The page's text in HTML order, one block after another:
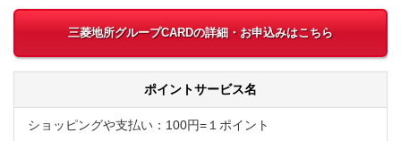
三菱地所グループCARDの詳細・お申込みはこちら
ポイントサービス名
ショッピングや支払い：100円=１ポイント